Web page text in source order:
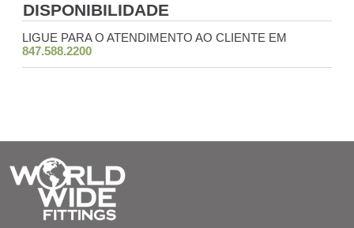
DISPONIBILIDADE
LIGUE PARA O ATENDIMENTO AO CLIENTE EM
847.588.2200